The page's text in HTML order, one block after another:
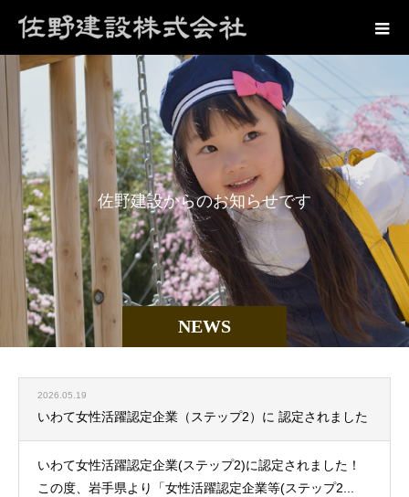
NEWS
佐野建設からのお知 らせです
2026.05.19
いわて女性活躍認定企業（ステップ2）に 認定されました
いわて女性活躍認定企業(ステップ2)に認定されました！
この度、岩手県より「女性活躍認定企業等(ステップ2...